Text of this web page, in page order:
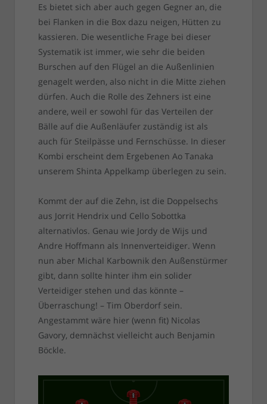
Es bietet sich aber auch gegen Gegner an, die
bei Flanken in die Box dazu neigen, Hütten zu
kassieren. Die wesentliche Frage bei dieser
Systematik ist immer, wie sehr die beiden
Burschen auf den Flügel an die Außenlinien
genagelt werden, also nicht in die Mitte ziehen
dürfen. Auch die Rolle des Zehners ist eine
andere, weil er sowohl für das Verteilen der
Bälle auf die Außenläufer zuständig ist als
auch für Steilpässe und Fernschüsse. In dieser
Kombi erscheint dem Ergebenen Ao Tanaka
unserem Shinta Appelkamp überlegen zu sein.
Kommt der auf die Zehn, ist die Doppelsechs
aus Jorrit Hendrix und Cello Sobottka
alternativlos. Genau wie Jordy de Wijs und
Andre Hoffmann als Innenverteidiger. Wenn
nun aber Michal Karbownik den Außenstürmer
gibt, dann sollte hinter ihm ein solider
Verteidiger stehen und das könnte –
Überraschung! – Tim Oberdorf sein.
Angestammt wäre hier (wenn fit) Nicolas
Gavory, demnächst vielleicht auch Benjamin
Böckle.